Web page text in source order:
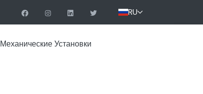
RU
Механические Установки